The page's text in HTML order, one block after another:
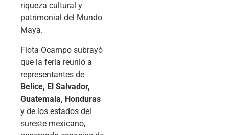
riqueza cultural y
patrimonial del Mundo
Maya.
Flota Ocampo subrayó
que la feria reunió a
representantes de
Belice, El Salvador,
Guatemala, Honduras
y de los estados del
sureste mexicano,